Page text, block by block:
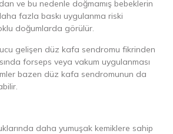
ve bu nedenle doğmamış bebeklerin
fazla baskı uygulanma riski
doğumlarda görülür.
gelişen düz kafa sendromu fikrinden
forseps veya vakum uygulanması
bazen düz kafa sendromunun da
daha yumuşak kemiklere sahip